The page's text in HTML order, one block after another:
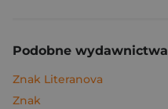
Podobne wydawnictwa
Znak Literanova
Znak